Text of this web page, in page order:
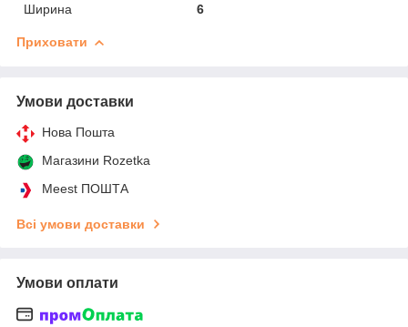
Ширина
6
Приховати
Умови доставки
Нова Пошта
Магазини Rozetka
Meest ПОШТА
Всі умови доставки
Умови оплати